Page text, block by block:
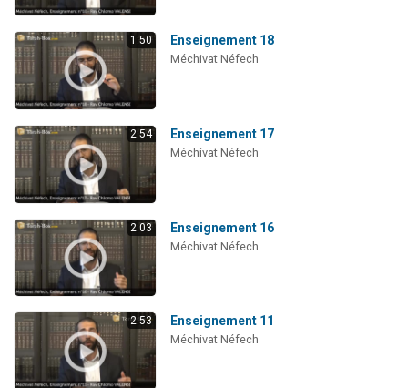
1:50 Enseignement 18
Méchivat Néfech
2:54 Enseignement 17
Méchivat Néfech
2:03 Enseignement 16
Méchivat Néfech
2:53 Enseignement 11
Méchivat Néfech